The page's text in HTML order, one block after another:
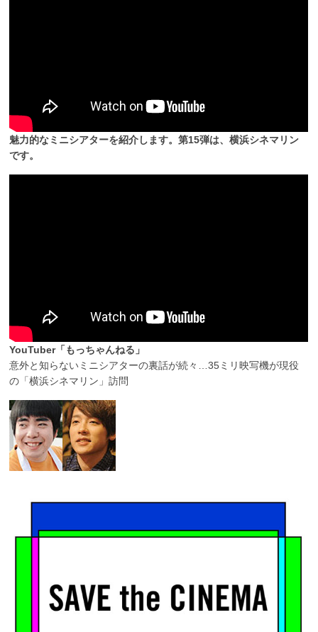
魅力的なミニシアターを紹介します。第15弾は、横浜シネマリン
です。
YouTuber「もっちゃんねる」
意外と知らないミニシアターの裏話が続々…35ミリ映写機が現役
の「横浜シネマリン」訪問